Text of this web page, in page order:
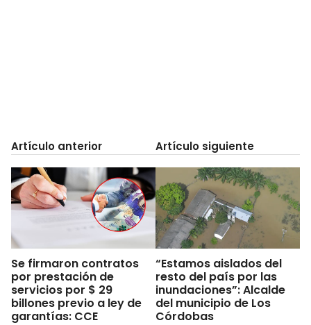
Artículo anterior
Se firmaron contratos
por prestación de
servicios por $ 29
billones previo a ley de
garantías: CCE
Artículo siguiente
“Estamos aislados del
resto del país por las
inundaciones”: Alcalde
del municipio de Los
Córdobas